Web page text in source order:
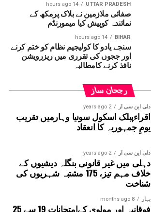
UTTAR PRADESH
14 hours ago
صفائی ملازمین نے بلاک پرمکھ کے
نمائندہ کوپیش کیا میمورنڈم
BIHAR
14 hours ago
سنجے یادو کا کولیجیم نظام کو ختم کرنے
اور ججوں کی تقرری میں ریزرویشن
نافذ کرنے کامطالبہ
رجحان ساز
دلی این سی آر 2 years ago
اقراءپبلک اسکول سونیا وہارمیں تقریب
یومِ جمہوریہ کا انعقاد
دلی این سی آر 2 years ago
دہلی میں غیر قانونی بنگلہ دیشیوں کے
خلاف مہم تیز، 175 مشتبہ شہریوں کی
شناخت
بہار 8 months ago
فوقانیہ اور مولوی کےامتحانات 19 سے 25